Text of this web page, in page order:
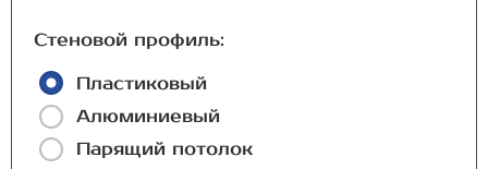
Стеновой профиль:
Пластиковый
Алюминиевый
Парящий потолок